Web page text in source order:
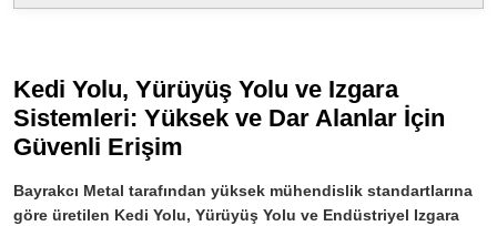
Kedi Yolu, Yürüyüş Yolu ve Izgara
Sistemleri: Yüksek ve Dar Alanlar İçin
Güvenli Erişim
Bayrakcı Metal tarafından yüksek mühendislik standartlarına
göre üretilen Kedi Yolu, Yürüyüş Yolu ve Endüstriyel Izgara